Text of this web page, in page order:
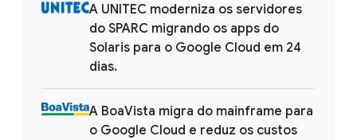
A UNITEC moderniza os servidores
do SPARC migrando os apps do
Solaris para o Google Cloud em 24
dias.
A BoaVista migra do mainframe para
o Google Cloud e reduz os custos